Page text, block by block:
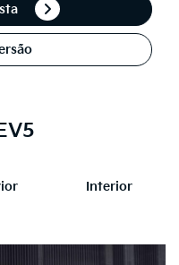
Interior